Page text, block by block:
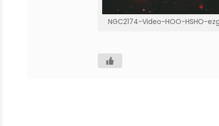
NGC2174-Video-HOO-HSHO-